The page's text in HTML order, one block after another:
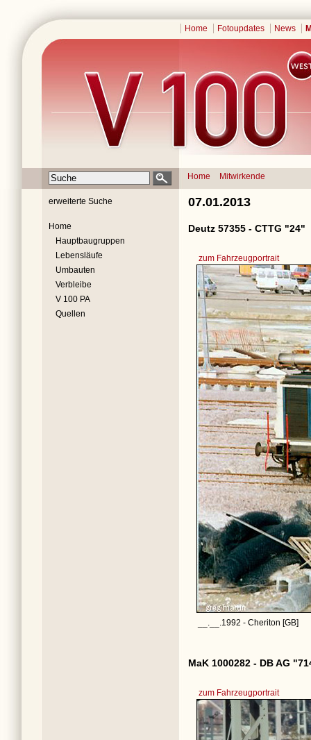
Home Fotoupdates News
Home Mitwirkende
erweiterte Suche
Home
Hauptbaugruppen
Lebensläufe
Umbauten
Verbleibe
V 100 PA
Quellen
07.01.2013
Deutz 57355 - CTTG "24"
zum Fahrzeugportrait
__.__.1992 - Cheriton [GB]
MaK 1000282 - DB AG
zum Fahrzeugportrait